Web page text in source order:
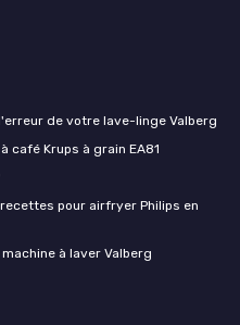
de votre lave-linge Valberg
café Krups à grain EA81
pour airfryer Philips en
à laver Valberg